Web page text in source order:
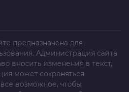
предназначена для
Администрация сайта
вносить изменения в текст,
может сохраняться
возможное, чтобы